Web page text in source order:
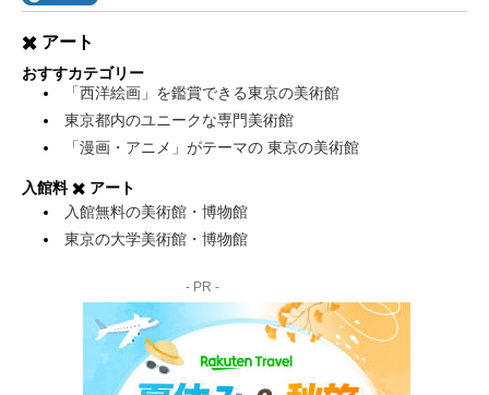
✖️ アート
おすすカテゴリー
「西洋絵画」を鑑賞できる東京の美術館
東京都内のユニークな専門美術館
「漫画・アニメ」がテーマの 東京の美術館
入館料 ✖️ アート
入館無料の美術館・博物館
東京の大学美術館・博物館
- PR -